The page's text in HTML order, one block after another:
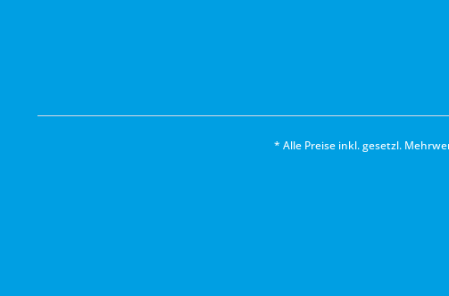
* Alle Preise inkl. gesetzl.